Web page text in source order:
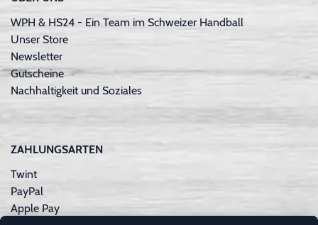
WPH & HS24 - Ein Team im Schweizer Handball
Unser Store
Newsletter
Gutscheine
Nachhaltigkeit und Soziales
ZAHLUNGSARTEN
Twint
PayPal
Apple Pay